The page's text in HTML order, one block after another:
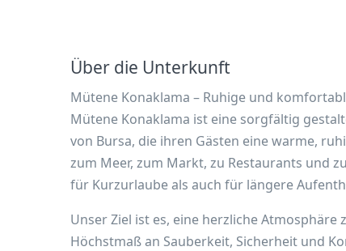
Über die Unterkunft
Mütene Konaklama – Ruhige und
Mütene Konaklama ist eine sorgfältig
von Bursa, die ihren Gästen eine warme,
zum Meer, zum Markt, zu Restaurants und
für Kurzurlaube als auch für längere
Unser Ziel ist es, eine herzliche
Höchstmaß an Sauberkeit, Sicherheit und